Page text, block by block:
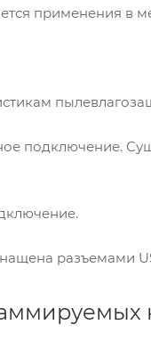
применения в
подключение.
разъемами